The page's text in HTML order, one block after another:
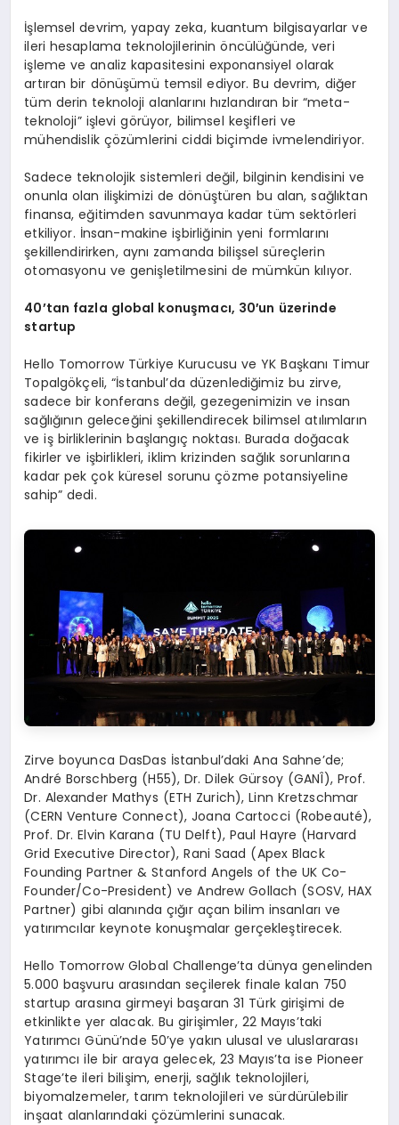
İşlemsel devrim, yapay zeka, kuantum bilgisayarlar ve
ileri hesaplama teknolojilerinin öncülüğünde, veri
işleme ve analiz kapasitesini exponansiyel olarak
artıran bir dönüşümü temsil ediyor. Bu devrim, diğer
tüm derin teknoloji alanlarını hızlandıran bir “meta-
teknoloji” işlevi görüyor, bilimsel keşifleri ve
mühendislik çözümlerini ciddi biçimde ivmelendiriyor.
Sadece teknolojik sistemleri değil, bilginin kendisini ve
onunla olan ilişkimizi de dönüştüren bu alan, sağlıktan
finansa, eğitimden savunmaya kadar tüm sektörleri
etkiliyor. İnsan-makine işbirliğinin yeni formlarını
şekillendirirken, aynı zamanda bilişsel süreçlerin
otomasyonu ve genişletilmesini de mümkün kılıyor.
40’tan fazla global konuşmacı, 30′un üzerinde
startup
Hello Tomorrow Türkiye Kurucusu ve YK Başkanı Timur
Topalgökçeli, “İstanbul’da düzenlediğimiz bu zirve,
sadece bir konferans değil, gezegenimizin ve insan
sağlığının geleceğini şekillendirecek bilimsel atılımların
ve iş birliklerinin başlangıç noktası. Burada doğacak
fikirler ve işbirlikleri, iklim krizinden sağlık sorunlarına
kadar pek çok küresel sorunu çözme potansiyeline
sahip” dedi.
Zirve boyunca DasDas İstanbul’daki Ana Sahne’de;
André Borschberg (H55), Dr. Dilek Gürsoy (GANÎ), Prof.
Dr. Alexander Mathys (ETH Zurich), Linn Kretzschmar
(CERN Venture Connect), Joana Cartocci (Robeauté),
Prof. Dr. Elvin Karana (TU Delft), Paul Hayre (Harvard
Grid Executive Director), Rani Saad (Apex Black
Founding Partner & Stanford Angels of the UK Co-
Founder/Co-President) ve Andrew Gollach (SOSV, HAX
Partner) gibi alanında çığır açan bilim insanları ve
yatırımcılar keynote konuşmalar gerçekleştirecek.
Hello Tomorrow Global Challenge’ta dünya genelinden
5.000 başvuru arasından seçilerek finale kalan 750
startup arasına girmeyi başaran 31 Türk girişimi de
etkinlikte yer alacak. Bu girişimler, 22 Mayıs’taki
Yatırımcı Günü’nde 50’ye yakın ulusal ve uluslararası
yatırımcı ile bir araya gelecek, 23 Mayıs’ta ise Pioneer
Stage’te ileri bilişim, enerji, sağlık teknolojileri,
biyomalzemeler, tarım teknolojileri ve sürdürülebilir
inşaat alanlarındaki çözümlerini sunacak.